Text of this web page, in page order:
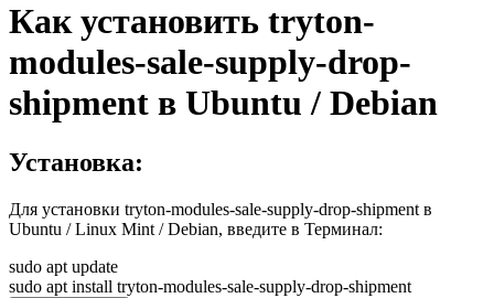
Как установить tryton-
modules-sale-supply-drop-
shipment в Ubuntu / Debian
Установка:
Для установки tryton-modules-sale-supply-drop-shipment в
Ubuntu / Linux Mint / Debian, введите в Терминал:
sudo apt update
sudo apt install tryton-modules-sale-supply-drop-shipment